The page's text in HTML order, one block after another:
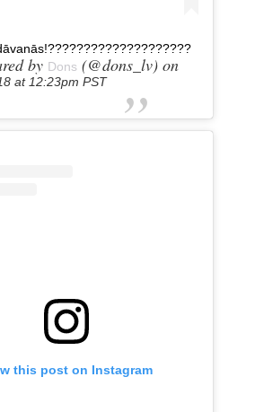
by Dons (@dons_lv) on
at 12:23pm PST
this post on Instagram